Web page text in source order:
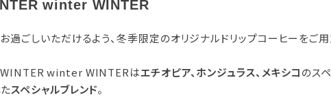
winter WINTER
過ごしいただけるよう、冬季限定のオリジナルドリップコーヒーをご用
winter WINTERはエチオピア、ホンジュラス、メキシコのス
スペシャルブレンド。